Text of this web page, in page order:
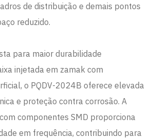
de distribuição e demais pontos
reduzido.
para maior durabilidade
injetada em zamak com
o PQDV-2024B oferece elevada
e proteção contra corrosão. A
componentes SMD proporciona
em frequência, contribuindo para